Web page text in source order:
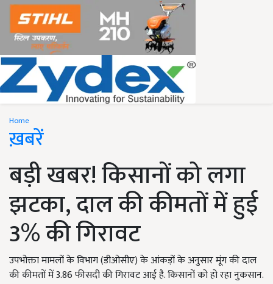
Home
ख़बरें
बड़ी खबर! किसानों को लगा
झटका, दाल की कीमतों में हुई
3% की गिरावट
उपभोक्ता मामलों के विभाग (डीओसीए) के आंकड़ों के अनुसार मूंग की दाल
की कीमतों में 3.86 फीसदी की गिरावट आई है. किसानों को हो रहा नुकसान.